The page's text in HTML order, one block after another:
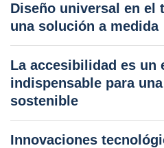
Diseño universal en el
una solución a medida
La accesibilidad es un
indispensable para
sostenible
Innovaciones